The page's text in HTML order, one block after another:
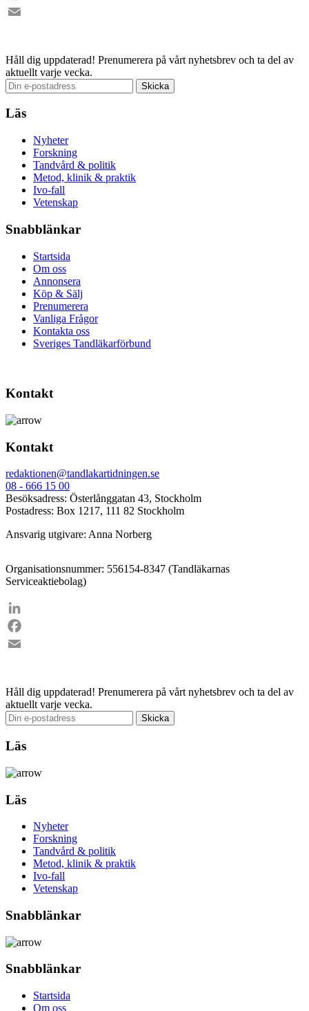
Facebook
Håll dig uppdaterad! Prenumerera på vårt nyhetsbrev och ta del av
aktuellt varje vecka.
Läs
Nyheter
Forskning
Tandvård & politik
Metod, klinik & praktik
Ivo-fall
Vetenskap
Snabblänkar
Startsida
Om oss
Annonsera
Köp & Sälj
Prenumerera
Vanliga Frågor
Kontakta oss
Sveriges Tandläkarförbund
Kontakt
Kontakt
redaktionen@tandlakartidningen.se
08 - 666 15 00
Besöksadress: Österlånggatan 43, Stockholm
Postadress: Box 1217, 111 82 Stockholm
Ansvarig utgivare: Anna Norberg
Organisationsnummer: 556154-8347 (Tandläkarnas
Serviceaktiebolag)
LinkedIn
Facebook
Håll dig uppdaterad! Prenumerera på vårt nyhetsbrev och ta del av
aktuellt varje vecka.
Läs
Läs
Nyheter
Forskning
Tandvård & politik
Metod, klinik & praktik
Ivo-fall
Vetenskap
Snabblänkar
Snabblänkar
Startsida
Om oss